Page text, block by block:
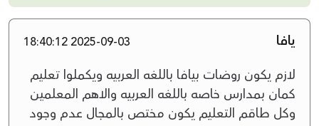
يافا 2025-09-03 18:40:12
لازم يكون روضات بيافا باللغه العربيه ويكملوا تعليم
كمان بمدارس خاصه باللغه العربيه والاهم المعلمين
وكل طاقم التعليم يكون مختص بالمجال عدم وجود